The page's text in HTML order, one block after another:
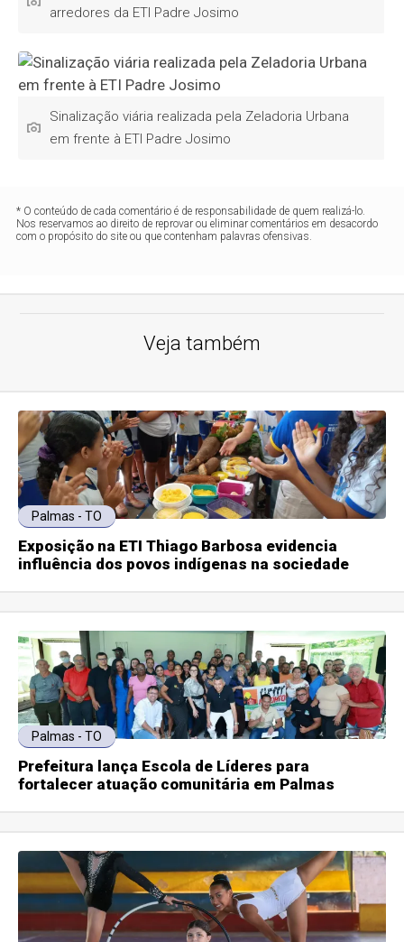
arredores da ETI Padre Josimo
Sinalização viária realizada pela Zeladoria Urbana
em frente à ETI Padre Josimo
* O conteúdo de cada comentário é de responsabilidade de quem realizá-lo.
Nos reservamos ao direito de reprovar ou eliminar comentários em desacordo
com o propósito do site ou que contenham palavras ofensivas.
Veja também
Palmas - TO
Exposição na ETI Thiago Barbosa evidencia
influência dos povos indígenas na sociedade
Palmas - TO
Prefeitura lança Escola de Líderes para
fortalecer atuação comunitária em Palmas